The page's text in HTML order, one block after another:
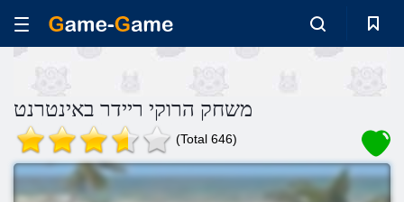
משחק הרוקי ריידר באינטרנט
(Total 646)